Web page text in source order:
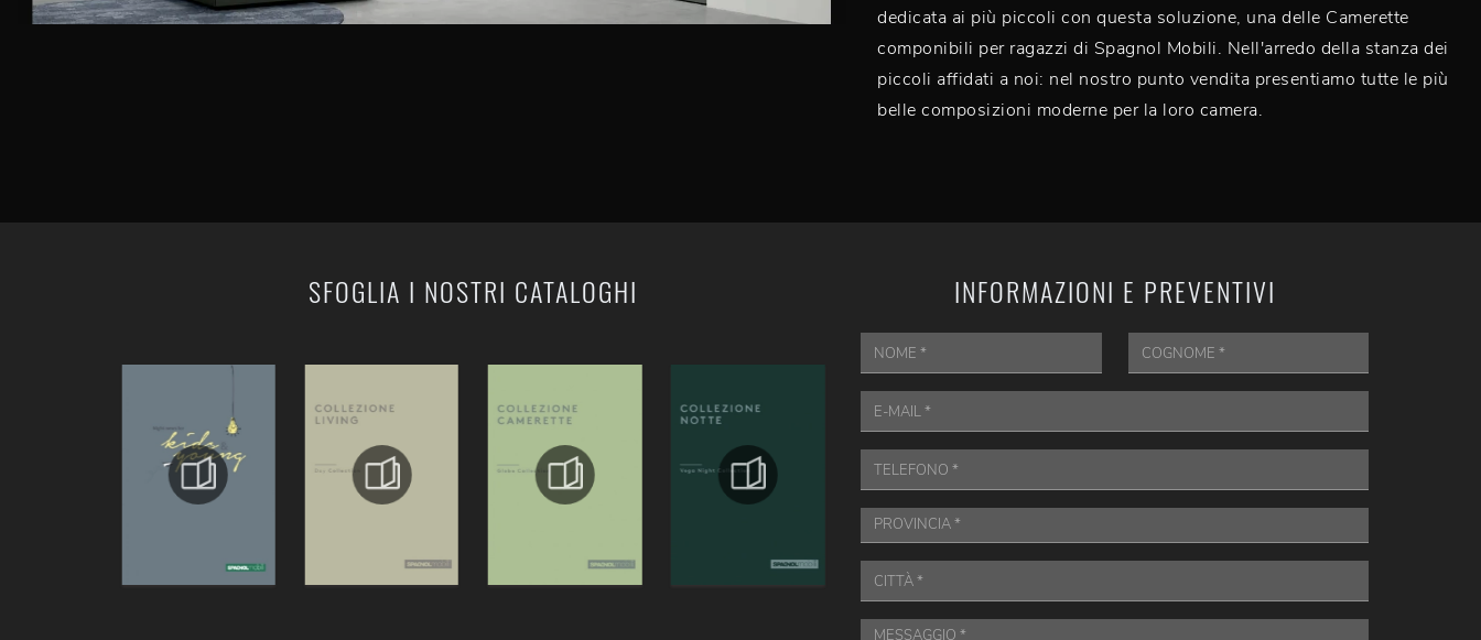
dedicata ai più piccoli con questa soluzione, una delle Camerette
componibili per ragazzi di Spagnol Mobili. Nell'arredo della stanza dei
piccoli affidati a noi: nel nostro punto vendita presentiamo tutte le più
belle composizioni moderne per la loro camera.
SFOGLIA I NOSTRI CATALOGHI INFORMAZIONI E PREVENTIVI